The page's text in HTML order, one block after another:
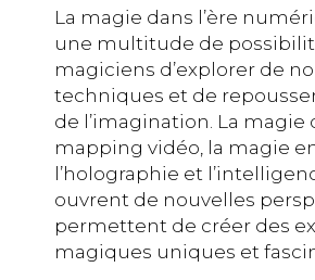
La magie dans l’ère
une multitude de
magiciens d’explorer de
techniques et de
de l’imagination. La magie
mapping vidéo, la magie
l’holographie et
ouvrent de nouvelles
permettent de créer des
magiques uniques et